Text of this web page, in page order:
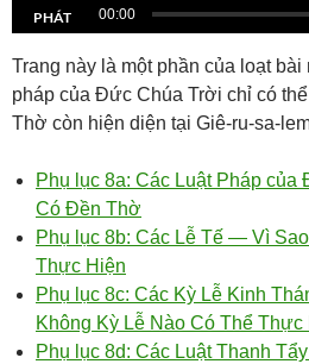
PHÁT 00:00
Trang này là một phần của loạt
pháp của Đức Chúa Trời chỉ có
Thờ còn hiện diện tại Giê-ru-sa-
Phụ lục 8a: Các Luật Pháp
Có Đền Thờ
Phụ lục 8b: Các Lễ Tế — Vì
Thực Hiện
Phụ lục 8c: Các Kỳ Lễ Kinh
Không Kỳ Lễ Nào Có Thể Thực
Phụ lục 8d: Các Luật Thanh